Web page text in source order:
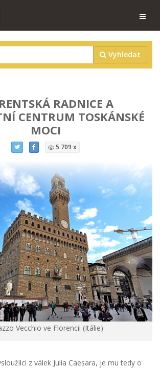
Vyhledat
RADNICE A
CENTRUM TOSKÁNSKÉ
MOCI
5 709 x
Vecchio ve Florencii (Itálie)
z válek Julia Caesara, je mu tedy o